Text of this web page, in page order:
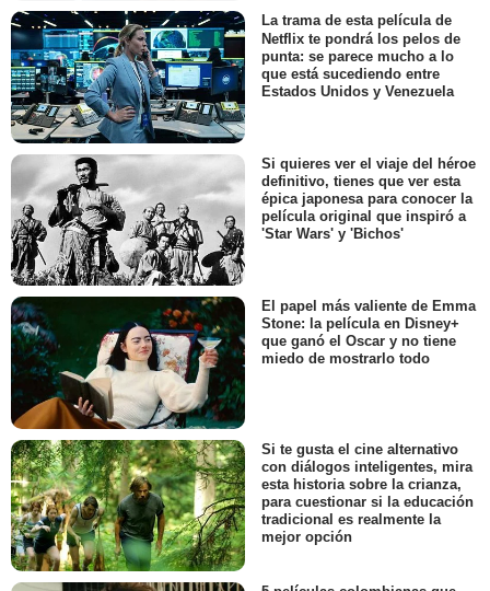
La trama de esta película de
Netflix te pondrá los pelos de
punta: se parece mucho a lo
que está sucediendo entre
Estados Unidos y Venezuela
Si quieres ver el viaje del héroe
definitivo, tienes que ver esta
épica japonesa para conocer la
película original que inspiró a
'Star Wars' y 'Bichos'
El papel más valiente de Emma
Stone: la película en Disney+
que ganó el Oscar y no tiene
miedo de mostrarlo todo
Si te gusta el cine alternativo
con diálogos inteligentes, mira
esta historia sobre la crianza,
para cuestionar si la educación
tradicional es realmente la
mejor opción